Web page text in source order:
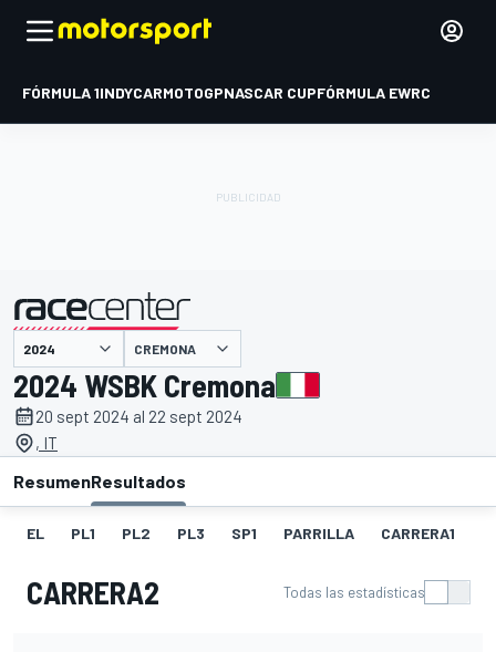
FÓRMULA 1INDYCARMOTOGPNASCAR CUPFÓRMULA EWRC
presentado por CREMONA
2024 WSBK Cremona
20 sept 2024 al 22 sept 2024
, IT
ResumenResultados
EL PL1 PL2 PL3 SP1 PARRILLA CARRERA1
CARRERA2 Todas las estadísticas